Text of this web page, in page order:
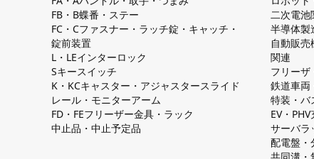
FB・B蝶番・ステー
FC・Cファスナー・ラッチ錠・キャッチ・
錠前装置
L・LEインターロック
Sキースイッチ
K・KCキャスター・アジャスタースライド
レール・モニターアーム
FD・FEフリーザー金具・ラック
中止品・中止予定品
二次電池
半導体製
自動販
関連
フリーザ
鉄道車両
特装・バ
EV・
サーバラ
配電盤・